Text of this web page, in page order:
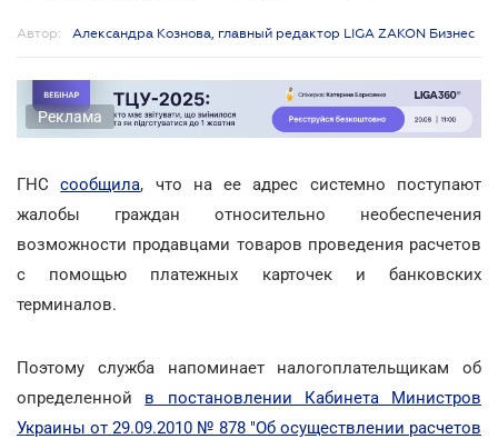
Автор: Александра Кознова, главный редактор LIGA ZAKON Бизнес
Реклама
ГНСсообщила, что на ее адрес системно поступают
жалобы граждан относительно необеспечения
возможности продавцами товаров проведения расчетов
с помощью платежных карточек и банковских
терминалов.
Поэтому служба напоминает налогоплательщикам об
определенной в постановлении Кабинета Министров
Украины от 29.09.2010 № 878 "Об осуществлении расчетов